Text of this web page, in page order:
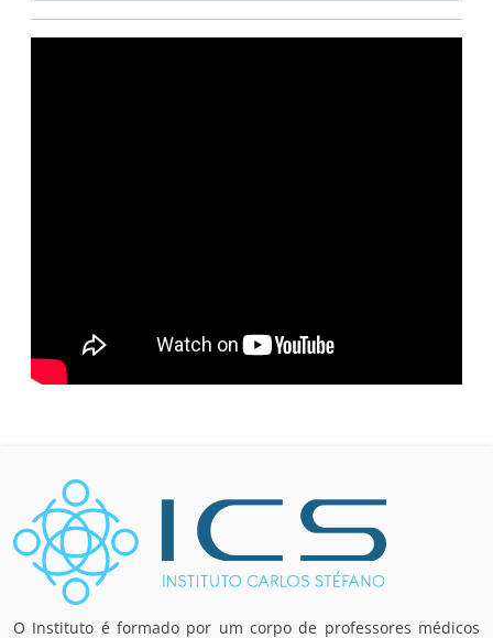
O Instituto é formado por um corpo de professores médicos